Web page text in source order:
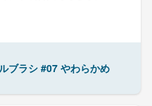
ブラシ #07 やわらかめ